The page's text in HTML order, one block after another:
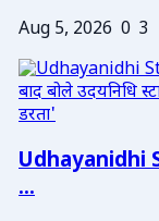
Aug 5, 2026 0 3
Udhayanidhi
...